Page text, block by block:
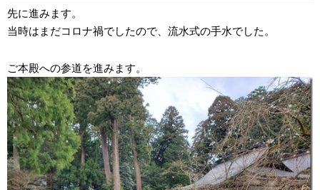
先に進みます。
当時はまだコロナ禍でしたので、流水式の手水でした。
ご本殿への参道を進みます。